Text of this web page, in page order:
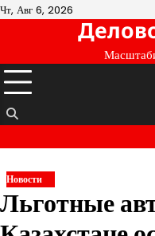
Перейти
Чт, Авг 6, 2026
Новости
Льготные